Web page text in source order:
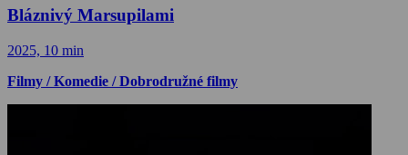
Bláznivý Marsupilami
2025, 10 min
Filmy / Komedie / Dobrodružné filmy